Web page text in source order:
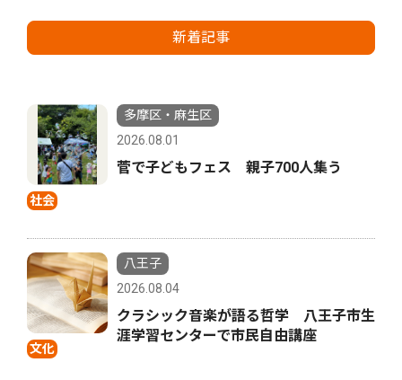
新着記事
社会
多摩区・麻生区
2026.08.01
菅で子どもフェス 親子700人集う
文化
八王子
2026.08.04
クラシック音楽が語る哲学 八王子市生
涯学習センターで市民自由講座